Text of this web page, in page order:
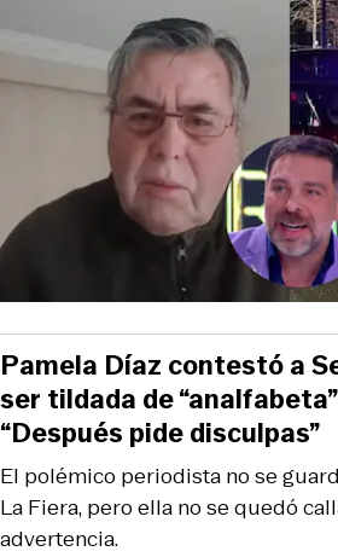
El polémico periodista no se
La Fiera, pero ella no se quedó
advertencia.
Pamela Díaz contestó a
ser tildada de
“Después pide disculpas”